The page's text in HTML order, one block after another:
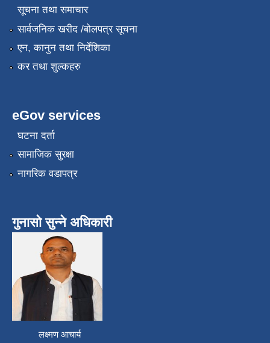
सूचना तथा समाचार
सार्वजनिक खरीद /बोलपत्र सूचना
एन, कानुन तथा निर्देशिका
कर तथा शुल्कहरु
eGov services
घटना दर्ता
सामाजिक सुरक्षा
नागरिक वडापत्र
गुनासो सुन्ने अधिकारी
लक्ष्मण आचार्य